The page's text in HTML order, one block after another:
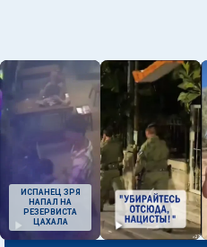
ИСПАНЕЦ ЗРЯ
НАПАЛ НА
РЕЗЕРВИСТА
ЦАХАЛА